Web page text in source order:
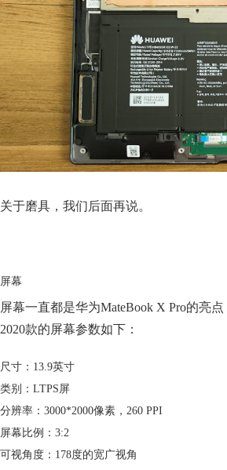
关于磨具，我们后面再说。
屏幕
屏幕一直都是华为MateBook X Pro的亮
2020款的屏幕参数如下：
尺寸：13.9英寸
类别：LTPS屏
分辨率：3000*2000像素，260 PPI
屏幕比例：3:2
可视角度：178度的宽广视角